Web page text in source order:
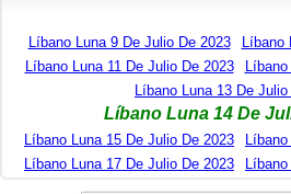
Líbano Luna 9 De Julio De 2023
Líbano
Líbano Luna 11 De Julio De 2023
Líbano Luna 13 De
Líbano Luna 14 De
Líbano Luna 15 De Julio De 2023
Líbano Luna 17 De Julio De 2023